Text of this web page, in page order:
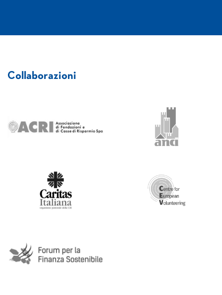
Collaborazioni